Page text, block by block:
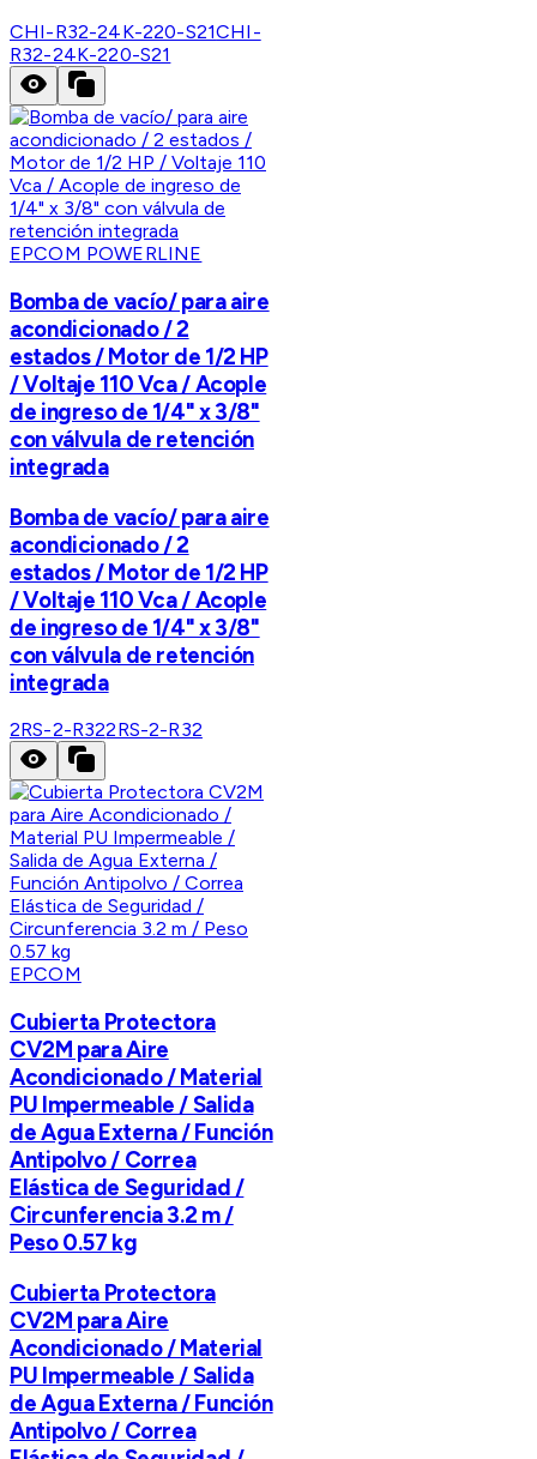
CHI-R32-24K-220-S21CHI-
R32-24K-220-S21
EPCOM POWERLINE
Bomba de vacío/ para aire
acondicionado / 2
estados / Motor de 1/2 HP
/ Voltaje 110 Vca / Acople
de ingreso de 1/4" x 3/8"
con válvula de retención
integrada
Bomba de vacío/ para aire
acondicionado / 2
estados / Motor de 1/2 HP
/ Voltaje 110 Vca / Acople
de ingreso de 1/4" x 3/8"
con válvula de retención
integrada
2RS-2-R322RS-2-R32
EPCOM
Cubierta Protectora
CV2M para Aire
Acondicionado / Material
PU Impermeable / Salida
de Agua Externa / Función
Antipolvo / Correa
Elástica de Seguridad /
Circunferencia 3.2 m /
Peso 0.57 kg
Cubierta Protectora
CV2M para Aire
Acondicionado / Material
PU Impermeable / Salida
de Agua Externa / Función
Antipolvo / Correa